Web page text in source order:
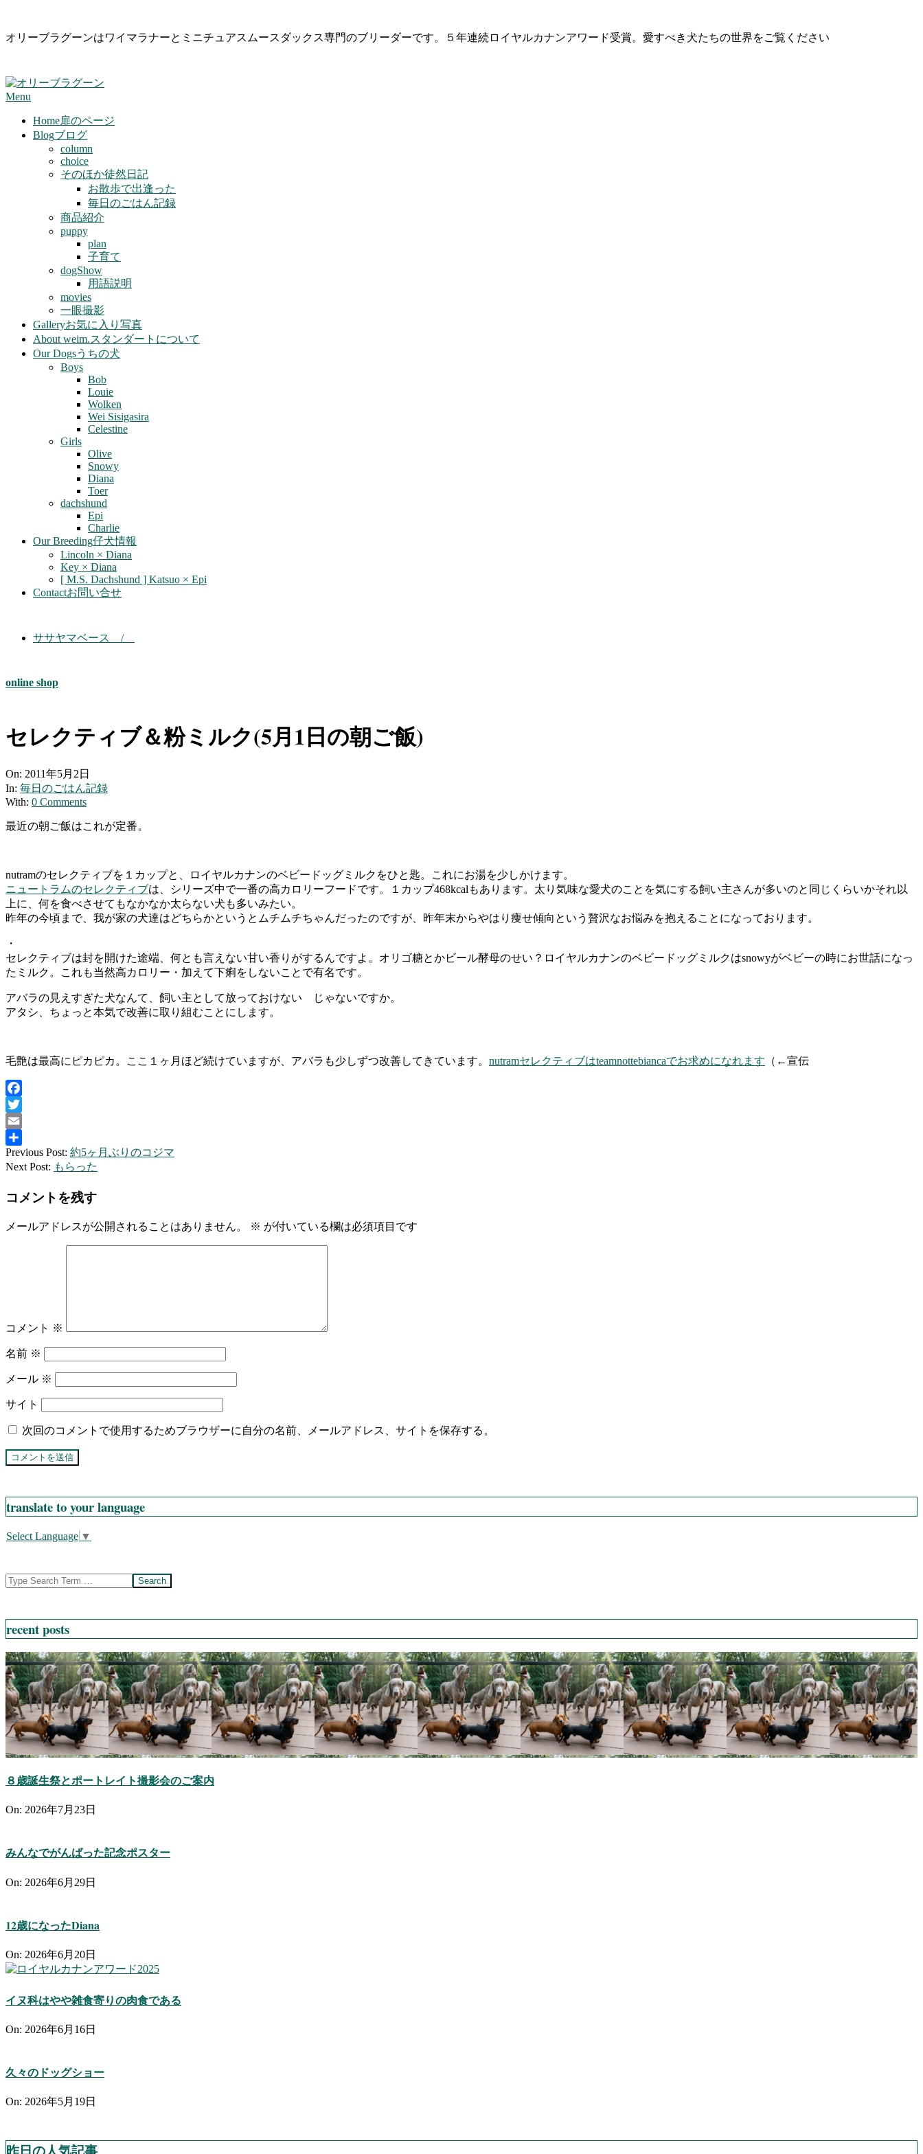
Skip
オリーブラグーンはワイマラナーとミニチュアスムースダックス専門のブリーダーです。５年連続ロイヤルカナンアワード受賞。愛すべき犬たちの世界をご覧ください
Primary
Menu
Menu
Home扉のページ
Blogブログ
column
choice
そのほか徒然日記
お散歩で出逢った
毎日のごはん記録
商品紹介
puppy
plan
子育て
dogShow
用語説明
movies
一眼撮影
Galleryお気に入り写真
About weim.スタンダートについて
Our Dogsうちの犬
Boys
Bob
Louie
Wolken
Wei Sisigasira
Celestine
Girls
Olive
Snowy
Diana
Toer
dachshund
Epi
Charlie
Our Breeding仔犬情報
Lincoln × Diana
Key × Diana
[ M.S. Dachshund ] Katsuo × Epi
Contactお問い合せ
ササヤマベース /
online shop
セレクティブ＆粉ミルク(5月1日の朝ご飯)
On: 2011年5月2日
In: 毎日のごはん記録
With: 0 Comments
最近の朝ご飯はこれが定番。
nutramのセレクティブを１カップと、ロイヤルカナンのベビードッグミルクをひと匙。これにお湯を少しかけます。
ニュートラムのセレクティブは、シリーズ中で一番の高カロリーフードです。１カップ468kcalもあります。太り気味な愛犬のことを気にする飼い主さんが多いのと同じくらいかそれ以
上に、何を食べさせてもなかなか太らない犬も多いみたい。
昨年の今頃まで、我が家の犬達はどちらかというとムチムチちゃんだったのですが、昨年末からやはり痩せ傾向という贅沢なお悩みを抱えることになっております。
・
セレクティブは封を開けた途端、何とも言えない甘い香りがするんですよ。オリゴ糖とかビール酵母のせい？ロイヤルカナンのベビードッグミルクはsnowyがベビーの時にお世話になっ
たミルク。これも当然高カロリー・加えて下痢をしないことで有名です。
アバラの見えすぎた犬なんて、飼い主として放っておけない じゃないですか。
アタシ、ちょっと本気で改善に取り組むことにします。
毛艶は最高にピカピカ。ここ１ヶ月ほど続けていますが、アバラも少しずつ改善してきています。 nutramセレクティブはteamnottebiancaでお求めになれます （←宣伝
Facebook
Twitter
Email
共
有
2011-
05-
Previous Post: 約5ヶ月ぶりのコジマ
Next Post: もらった
コメントを残す
メールアドレスが公開されることはありません。 ※ が付いている欄は必須項目です
コメント ※
名前 ※
メール ※
サイト
次回のコメントで使用するためブラウザーに自分の名前、メールアドレス、サイトを保存する。
translate to your language
Select Language ▼
Search
recent posts
８歳誕生祭とポートレイト撮影会のご案内
On: 2026年7月23日
みんなでがんばった記念ポスター
On: 2026年6月29日
12歳になったDiana
On: 2026年6月20日
イヌ科はやや雑食寄りの肉食である
On: 2026年6月16日
久々のドッグショー
On: 2026年5月19日